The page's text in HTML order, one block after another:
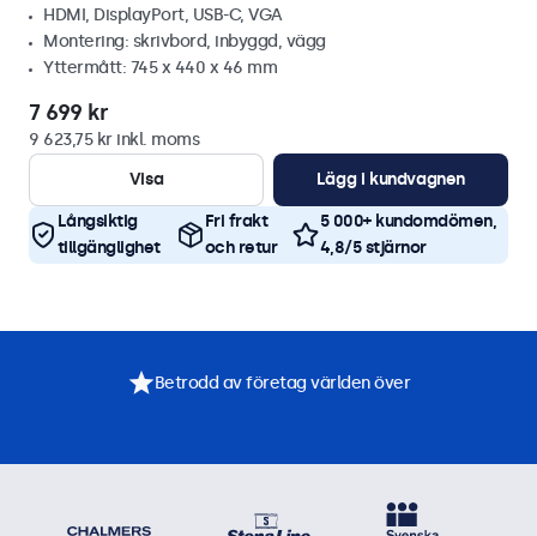
HDMI, DisplayPort, USB-C, VGA
Montering: skrivbord, inbyggd, vägg
Yttermått: 745 x 440 x 46 mm
7 699 kr
9 623,75 kr inkl. moms
Visa
Lägg i kundvagnen
Långsiktig
tillgänglighet
Fri frakt
och retur
5 000+ kundomdömen,
4,8/5 stjärnor
Betrodd av företag världen över